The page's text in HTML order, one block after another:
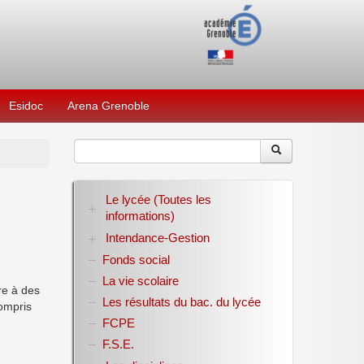
Esidoc Arena Grenoble
à des
Le lycée (Toutes les
informations)
RENTREE 2026-2027
Stage des élèves de seconde
Intendance-Gestion
Restauration scolaire
Bourses nationales
Année scolaire 2017-2018
Année scolaire 2018-2019
Année scolaire 2019-2020
Fonds social
La vie scolaire
Les résultats du bac. du lycée
FCPE
F.S.E.